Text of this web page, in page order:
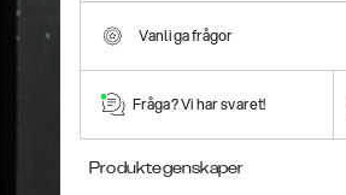
Vanliga frågor
Fråga? Vi har svaret!
Produktegenskaper